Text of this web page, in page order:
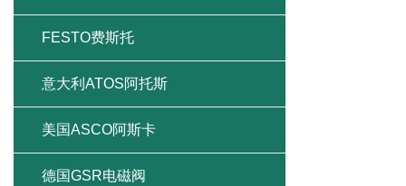
FESTO费斯托
意大利ATOS阿托斯
美国ASCO阿斯卡
德国GSR电磁阀